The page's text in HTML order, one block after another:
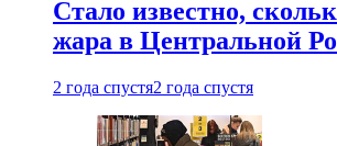
Стало известно,
жара в Центральной
2 года спустя2 года спустя